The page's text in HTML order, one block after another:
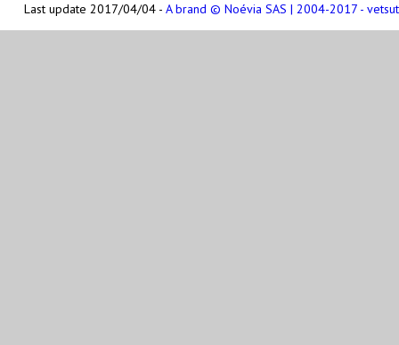
Last update 2017/04/04 - A brand © Noévia SAS | 2004-2017 -